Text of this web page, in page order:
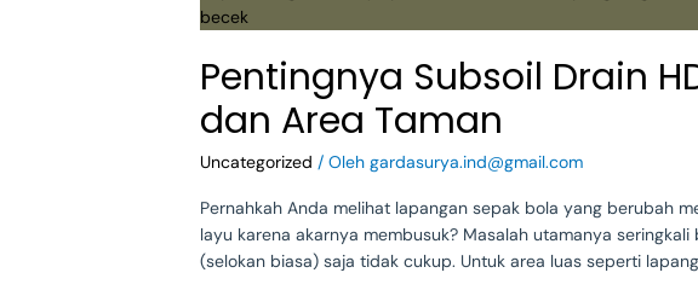
Pentingnya Subsoil Drain
dan Area Taman
Uncategorized / Olehgardasurya.ind@gmail.com
Pernahkah Anda melihat lapangan sepak bola yang berubah
layu karena akarnya membusuk? Masalah utamanya
(selokan biasa) saja tidak cukup. Untuk area luas seperti
HDPE
Drainase
Lapangan
Sepak
dan
Area
Taman